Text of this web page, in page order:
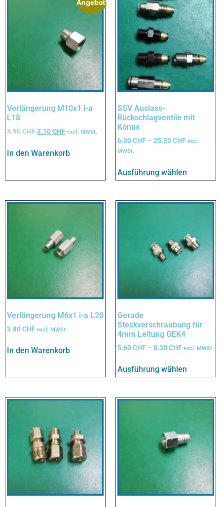
Angebot!
Verlängerung M10x1 i-a
L18
3.90CHF3.10CHF excl. MWSt.
In den Warenkorb
SSV Auslass-
Rückschlagventile mit
Konus
6.00CHF – 25.20CHF excl.
MWSt.
Ausführung wählen
Verlängerung M6x1 i-a L20
3.80CHF excl. MWSt.
In den Warenkorb
Gerade
Steckverschraubung für
4mm Leitung GEK4
5.60CHF – 8.30CHF excl. MWSt.
Ausführung wählen